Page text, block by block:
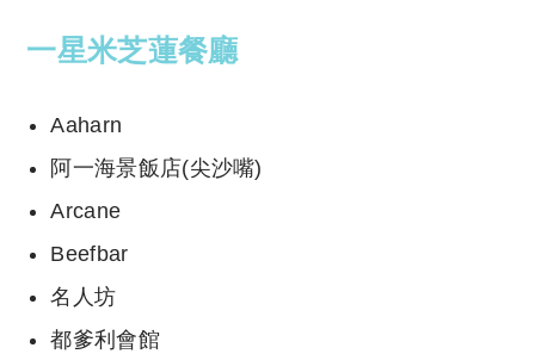
一星米芝蓮餐廳
Aaharn
阿一海景飯店(尖沙嘴)
Arcane
Beefbar
名人坊
都爹利會館